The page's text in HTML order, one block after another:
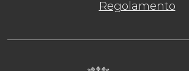
Regolamento